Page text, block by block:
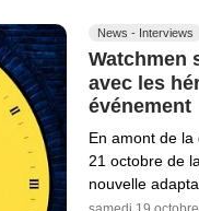
News - Interviews
Watchmen
avec les
événement
En amont de la
21 octobre de
nouvelle